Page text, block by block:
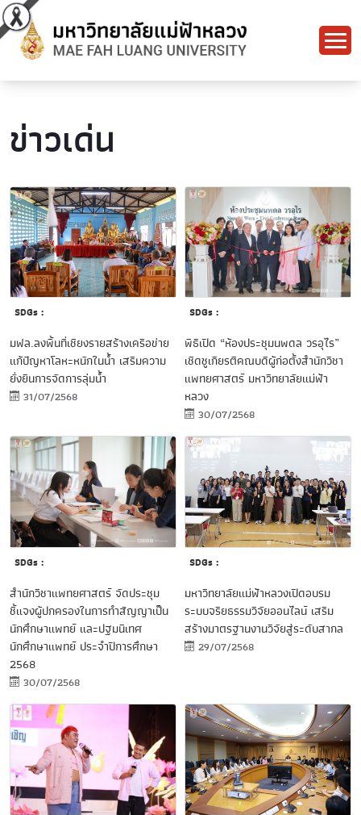
ข่าวเด่น
SDGs :
มฟล.ลงพื้นที่เชียงรายสร้างเครือข่าย
แก้ปัญหาโลหะหนักในน้ำ เสริมความ
ยั่งยืนการจัดการลุ่มน้ำ
31/07/2568
SDGs :
พิธีเปิด “ห้องประชุมนพดล วรอุไร”
เชิดชูเกียรติคณบดีผู้ก่อตั้งสำนักวิชา
แพทยศาสตร์ มหาวิทยาลัยแม่ฟ้า
หลวง
30/07/2568
SDGs :
สำนักวิชาแพทยศาสตร์ จัดประชุม
ชี้แจงผู้ปกครองในการทำสัญญาเป็น
นักศึกษาแพทย์ และปฐมนิเทศ
นักศึกษาแพทย์ ประจำปีการศึกษา
2568
30/07/2568
SDGs :
มหาวิทยาลัยแม่ฟ้าหลวงเปิดอบรม
ระบบจริยธรรมวิจัยออนไลน์ เสริม
สร้างมาตรฐานงานวิจัยสู่ระดับสากล
29/07/2568